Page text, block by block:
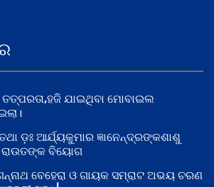
ଯାଇଥିବା ମୋବାଇଲ
ଡ଼ଃ ଆର୍ଯ୍ୟକୁମାର ଜ୍ଞାନେନ୍ଦ୍ରଙ୍କଶାଶୁ
ରାଉତଙ୍କ ବିୟୋଗ
ବେହେରା ଓ ଗାୟକ ସମ୍ରାଟ ଅଭୟ ଚରଣ